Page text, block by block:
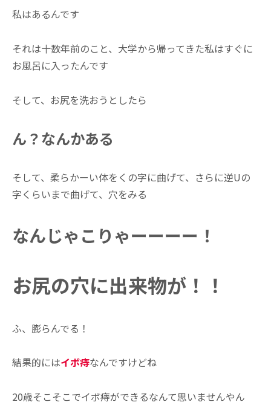
私はあるんです
それは十数年前のこと、大学から帰ってきた私はすぐに
お風呂に入ったんです
そして、お尻を洗おうとしたら
ん？なんかある
そして、柔らかーい体をくの字に曲げて、さらに逆Uの
字くらいまで曲げて、穴をみる
なんじゃこりゃーーーー！
お尻の穴に出来物が！！
ふ、膨らんでる！
結果的にはイボ痔なんですけどね
20歳そこそこでイボ痔ができるなんて思いませんやん